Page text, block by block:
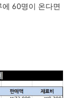
60명이 온다면